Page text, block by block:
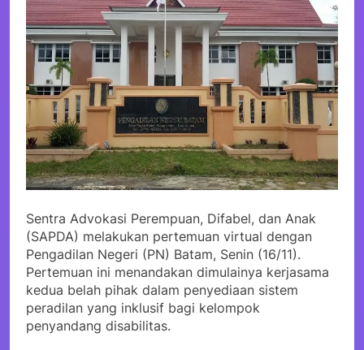
Sentra Advokasi Perempuan, Difabel, dan Anak
(SAPDA) melakukan pertemuan virtual dengan
Pengadilan Negeri (PN) Batam, Senin (16/11).
Pertemuan ini menandakan dimulainya kerjasama
kedua belah pihak dalam penyediaan sistem
peradilan yang inklusif bagi kelompok
penyandang disabilitas.